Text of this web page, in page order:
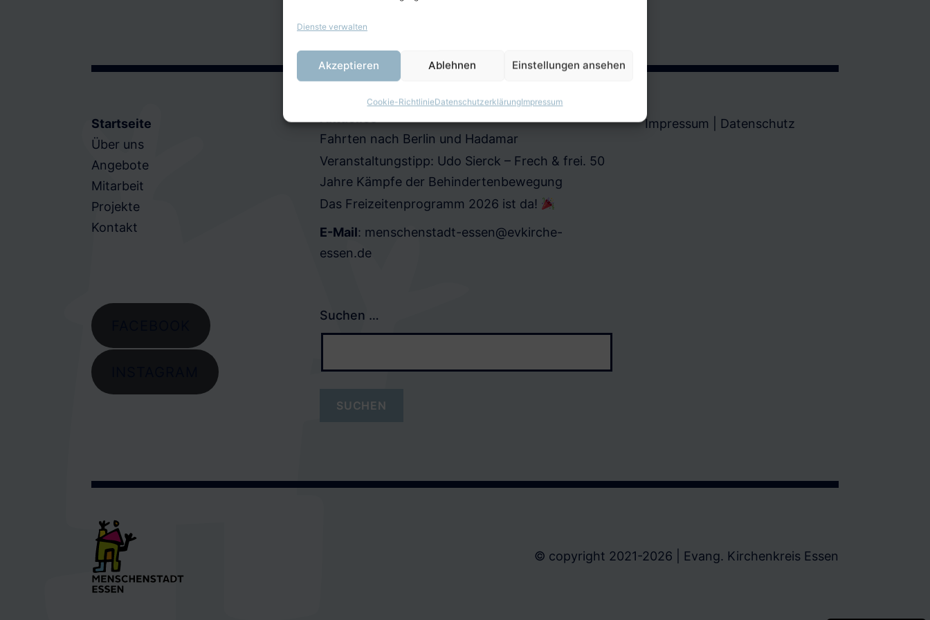
Dienste verwalten
Akzeptieren Ablehnen Einstellungen ansehen
Cookie-RichtlinieDatenschutzerklärungImpressum
Startseite
Über uns
Angebote
Mitarbeit
Projekte
Kontakt
Aktuelles
Fahrten nach Berlin und Hadamar
Veranstaltungstipp: Udo Sierck – Frech & frei. 50
Jahre Kämpfe der Behindertenbewegung
Das Freizeitenprogramm 2026 ist da!
E-Mail: menschenstadt-essen@evkirche-
essen.de
Impressum Datenschutz
Suchen …
© copyright 2021-2026 | Evang. Kirchenkreis Essen